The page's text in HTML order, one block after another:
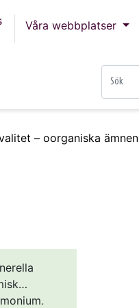
Våra webbplatser
– oorganiska ämnen